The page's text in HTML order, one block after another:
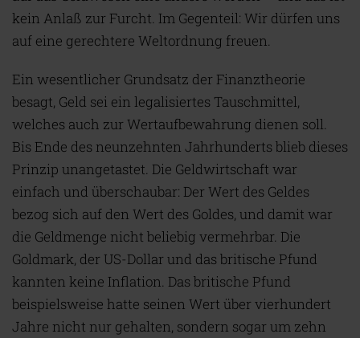
kein Anlaß zur Furcht. Im Gegenteil: Wir dürfen uns
auf eine gerechtere Weltordnung freuen.
Ein wesentlicher Grundsatz der Finanztheorie
besagt, Geld sei ein legalisiertes Tauschmittel,
welches auch zur Wertaufbewahrung dienen soll.
Bis Ende des neunzehnten Jahrhunderts blieb dieses
Prinzip unangetastet. Die Geldwirtschaft war
einfach und überschaubar: Der Wert des Geldes
bezog sich auf den Wert des Goldes, und damit war
die Geldmenge nicht beliebig vermehrbar. Die
Goldmark, der US-Dollar und das britische Pfund
kannten keine Inflation. Das britische Pfund
beispielsweise hatte seinen Wert über vierhundert
Jahre nicht nur gehalten, sondern sogar um zehn